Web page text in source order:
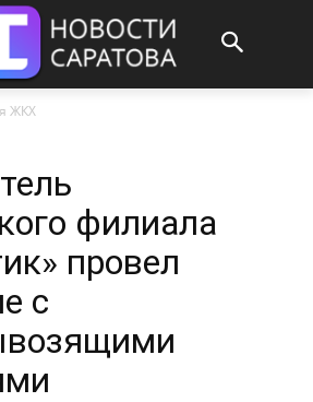
ЖКХ
филиала
провел
с